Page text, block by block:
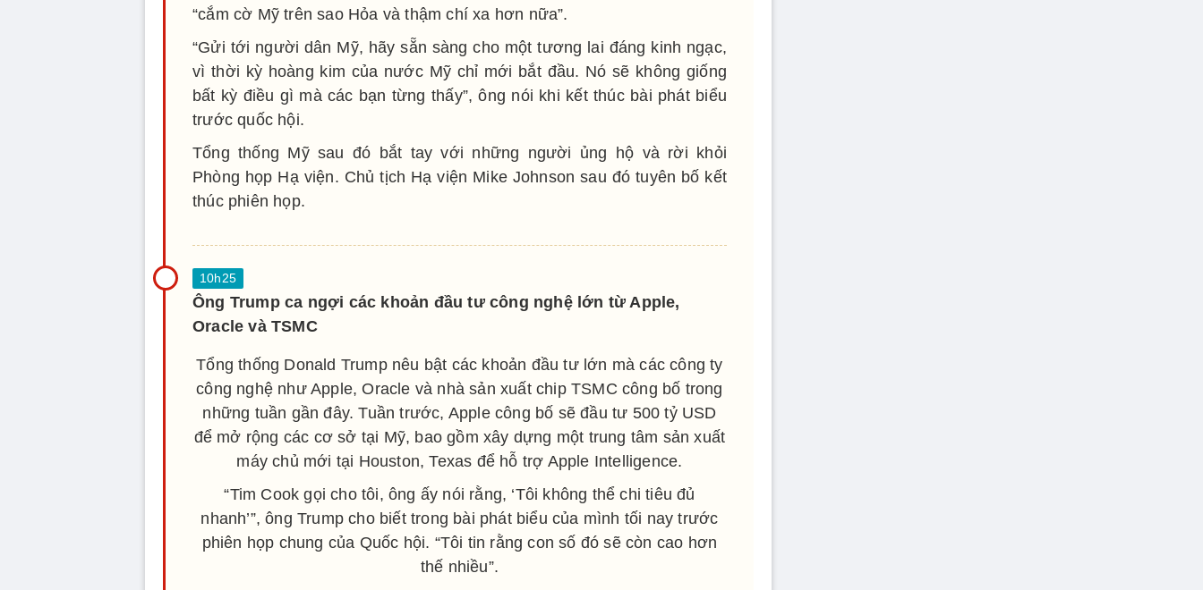
“cắm cờ Mỹ trên sao Hỏa và thậm chí xa hơn nữa”.
“Gửi tới người dân Mỹ, hãy sẵn sàng cho một tương lai đáng kinh ngạc,
vì thời kỳ hoàng kim của nước Mỹ chỉ mới bắt đầu. Nó sẽ không giống
bất kỳ điều gì mà các bạn từng thấy”, ông nói khi kết thúc bài phát biểu
trước quốc hội.
Tổng thống Mỹ sau đó bắt tay với những người ủng hộ và rời khỏi
Phòng họp Hạ viện. Chủ tịch Hạ viện Mike Johnson sau đó tuyên bố kết
thúc phiên họp.
Ông Trump ca ngợi các khoản đầu tư công nghệ lớn từ Apple,
Oracle và TSMC
Tổng thống Donald Trump nêu bật các khoản đầu tư lớn mà các công ty
công nghệ như Apple, Oracle và nhà sản xuất chip TSMC công bố trong
những tuần gần đây. Tuần trước, Apple công bố sẽ đầu tư 500 tỷ USD
để mở rộng các cơ sở tại Mỹ, bao gồm xây dựng một trung tâm sản xuất
máy chủ mới tại Houston, Texas để hỗ trợ Apple Intelligence.
“Tim Cook gọi cho tôi, ông ấy nói rằng, ‘Tôi không thể chi tiêu đủ
nhanh’”, ông Trump cho biết trong bài phát biểu của mình tối nay trước
phiên họp chung của Quốc hội. “Tôi tin rằng con số đó sẽ còn cao hơn
thế nhiều”.